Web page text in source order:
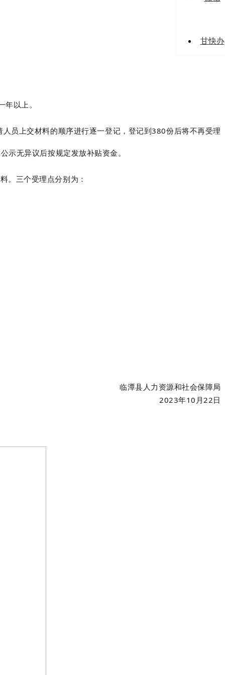
以上。
员上交材料的顺序进行逐一登记，登记到380份后将不再受理
示无异议后按规定发放补贴资金。
。三个受理点分别为：
临潭县人力资源和社会保障局
2023年10月22日
甘快办